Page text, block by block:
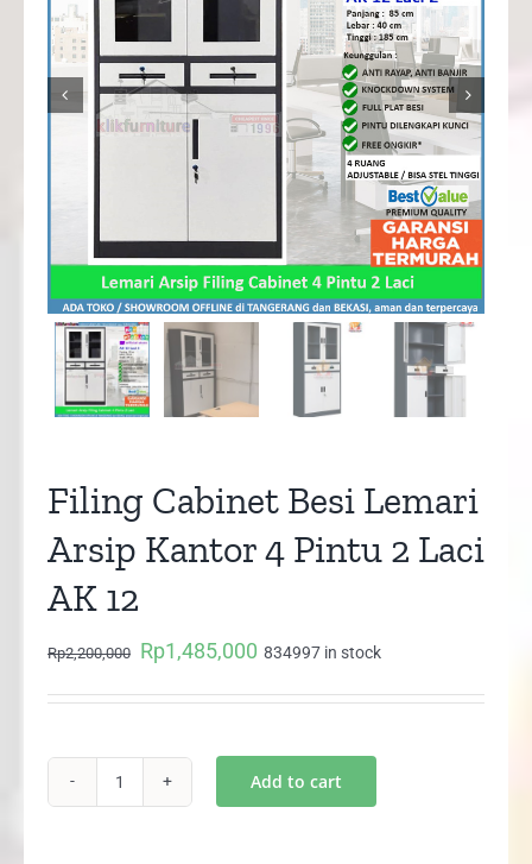
 
Filing Cabinet Besi Lemari
Arsip Kantor 4 Pintu 2 Laci
AK 12
Rp2,200,000
Original
Rp1,485,000 Current
834997 in stock
Add to cart